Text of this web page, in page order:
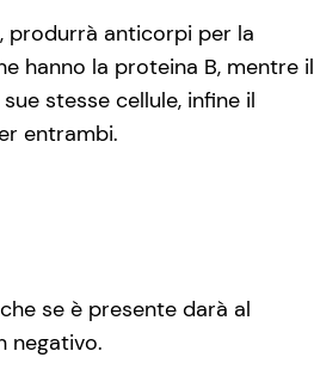
produrrà anticorpi per la
hanno la proteina B, mentre il
stesse cellule, infine il
entrambi.
che se è presente darà al
negativo.